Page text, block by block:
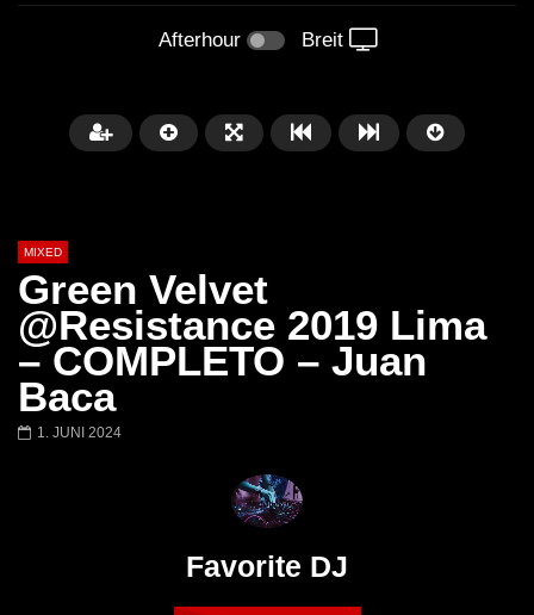
Afterhour Breit
Später
Barbara Lago @ Kappa
FuturFestival 2024
MIXED
Green Velvet
@Resistance 2019 Lima
– COMPLETO – Juan
Baca
1. JUNI 2024
Favorite DJ